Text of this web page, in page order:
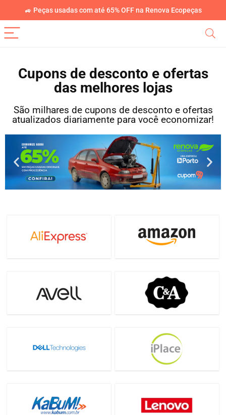
🚙 Peças usadas com até 65% OFF na Renova Ecopeças
Cupons de desconto e ofertas
das melhores lojas
São milhares de cupons de desconto e ofertas
atualizados diariamente para você economizar!